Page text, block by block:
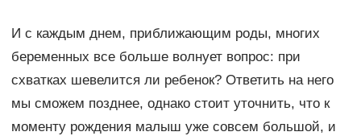
И с каждым днем, приближающим роды, многих
беременных все больше волнует вопрос: при
схватках шевелится ли ребенок? Ответить на него
мы сможем позднее, однако стоит уточнить, что к
моменту рождения малыш уже совсем большой, и